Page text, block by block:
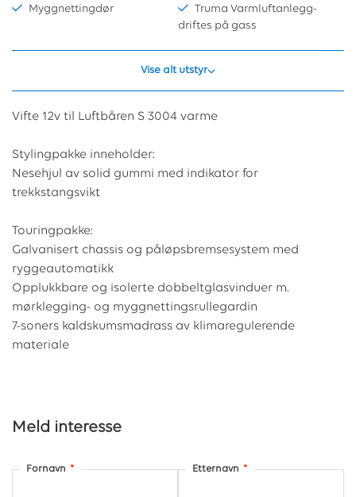
Myggnettingdør
Truma Varmluftanlegg-
driftes på gass
Vise alt utstyr
Vifte 12v til Luftbåren S 3004 varme
Stylingpakke inneholder:
Nesehjul av solid gummi med indikator for
trekkstangsvikt
Touringpakke:
Galvanisert chassis og påløpsbremsesystem med
ryggeautomatikk
Opplukkbare og isolerte dobbeltglasvinduer m.
mørklegging- og myggnettingsrullegardin
7-soners kaldskumsmadrass av klimaregulerende
materiale
Meld interesse
Fornavn * Etternavn *